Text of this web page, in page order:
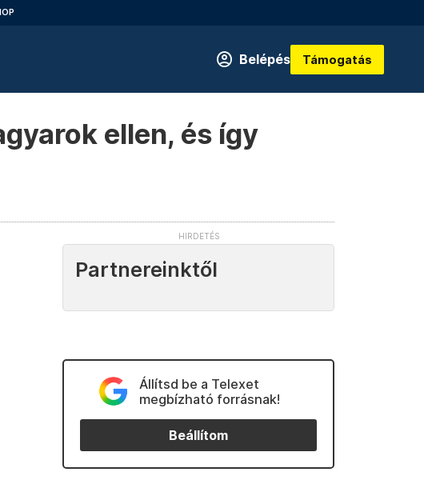
Belépés Támogatás
ellen, és így
Partnereinktől
Állítsd be a Telexet
megbízható forrásnak!
Beállítom